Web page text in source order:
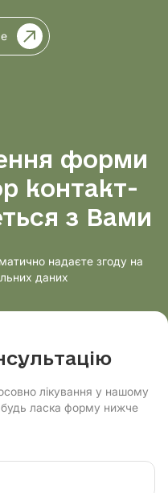
форми
контакт-
з Вами
надаєте згоду на
даних
лікування у нашому
будь ласка форму нижче